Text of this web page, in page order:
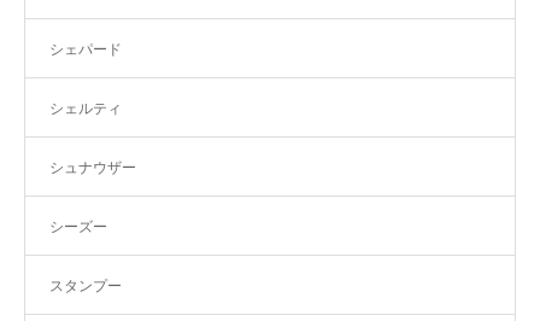
シェパード
シェルティ
シュナウザー
シーズー
スタンプー